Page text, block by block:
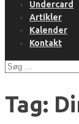
Undercard
Artikler
Kalender
Kontakt
Søg
Tag: